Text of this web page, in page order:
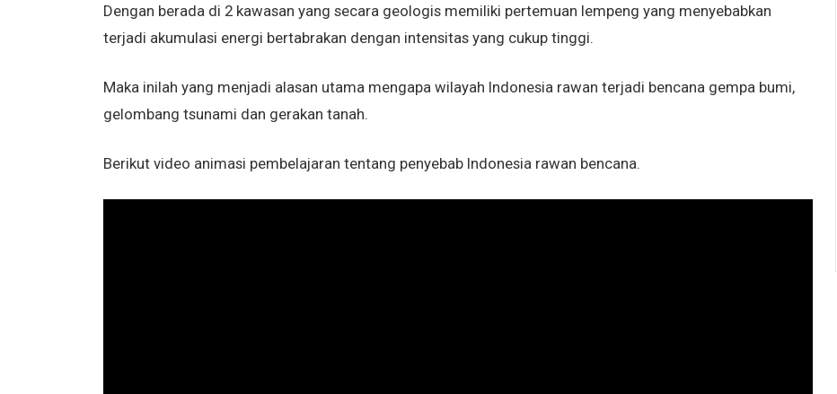
Dengan berada di 2 kawasan yang secara geologis memiliki pertemuan lempeng yang menyebabkan
terjadi akumulasi energi bertabrakan dengan intensitas yang cukup tinggi.
Maka inilah yang menjadi alasan utama mengapa wilayah Indonesia rawan terjadi bencana gempa bumi,
gelombang tsunami dan gerakan tanah.
Berikut video animasi pembelajaran tentang penyebab Indonesia rawan bencana.